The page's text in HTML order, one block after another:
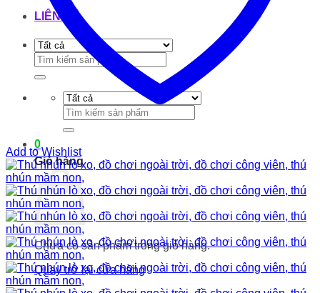
LIÊN HỆ
Tìm
kiếm:
Tìm
kiếm:
0
Giỏ hàng
Chưa có sản phẩm trong giỏ hàng.
Quay trở lại cửa hàng
Add to Wishlist